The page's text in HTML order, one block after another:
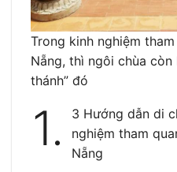
Trong kinh nghiệm
Nẵng, thì ngôi chùa
thánh” đó
1.
3 Hướng dẫn di
nghiệm tham
Nẵng